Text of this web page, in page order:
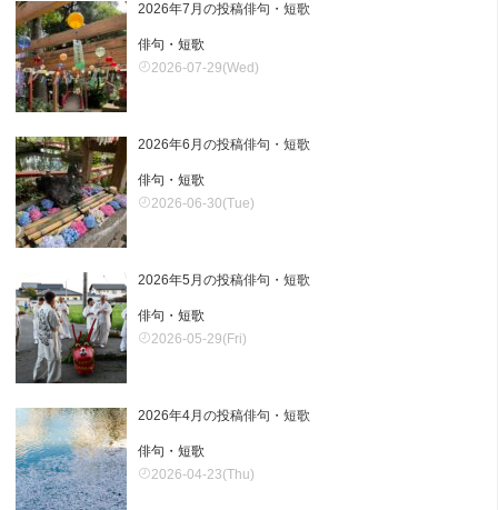
2026年7月の投稿俳句・短歌
俳句・短歌
2026-07-29(Wed)
2026年6月の投稿俳句・短歌
俳句・短歌
2026-06-30(Tue)
2026年5月の投稿俳句・短歌
俳句・短歌
2026-05-29(Fri)
2026年4月の投稿俳句・短歌
俳句・短歌
2026-04-23(Thu)